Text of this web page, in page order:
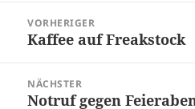
VORHERIGER
Vorheriger
Kaffee auf Freakstock
NÄCHSTER
Nächster
Notruf gegen